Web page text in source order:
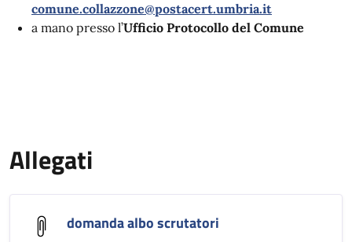
comune.collazzone@postacert.umbria.it
a mano presso l’Ufficio Protocollo del Comune
Allegati
domanda albo scrutatori